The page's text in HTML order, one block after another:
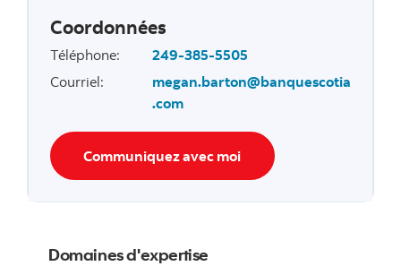
Coordonnées
Téléphone:
249-385-5505
Courriel:
megan.barton@banquescotia
.com
Communiquez avec moi
Domaines d'expertise